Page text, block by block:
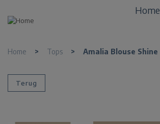
Home
Home > Tops > Amalia Blouse Shine
Terug